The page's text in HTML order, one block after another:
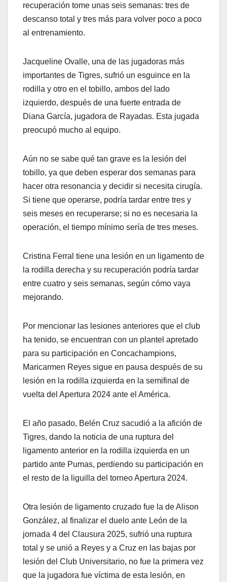
recuperación tome unas seis semanas: tres de
descanso total y tres más para volver poco a poco
al entrenamiento.
Jacqueline Ovalle, una de las jugadoras más
importantes de Tigres, sufrió un esguince en la
rodilla y otro en el tobillo, ambos del lado
izquierdo, después de una fuerte entrada de
Diana García, jugadora de Rayadas. Esta jugada
preocupó mucho al equipo.
Aún no se sabe qué tan grave es la lesión del
tobillo, ya que deben esperar dos semanas para
hacer otra resonancia y decidir si necesita cirugía.
Si tiene que operarse, podría tardar entre tres y
seis meses en recuperarse; si no es necesaria la
operación, el tiempo mínimo sería de tres meses.
Cristina Ferral tiene una lesión en un ligamento de
la rodilla derecha y su recuperación podría tardar
entre cuatro y seis semanas, según cómo vaya
mejorando.
Por mencionar las lesiones anteriores que el club
ha tenido, se encuentran con un plantel apretado
para su participación en Concachampions,
Maricarmen Reyes sigue en pausa después de su
lesión en la rodilla izquierda en la semifinal de
vuelta del Apertura 2024 ante el América.
El año pasado, Belén Cruz sacudió a la afición de
Tigres, dando la noticia de una ruptura del
ligamento anterior en la rodilla izquierda en un
partido ante Pumas, perdiendo su participación en
el resto de la liguilla del torneo Apertura 2024.
Otra lesión de ligamento cruzado fue la de Alison
González, al finalizar el duelo ante León de la
jornada 4 del Clausura 2025, sufrió una ruptura
total y se unió a Reyes y a Cruz en las bajas por
lesión del Club Universitario, no fue la primera vez
que la jugadora fue víctima de esta lesión, en